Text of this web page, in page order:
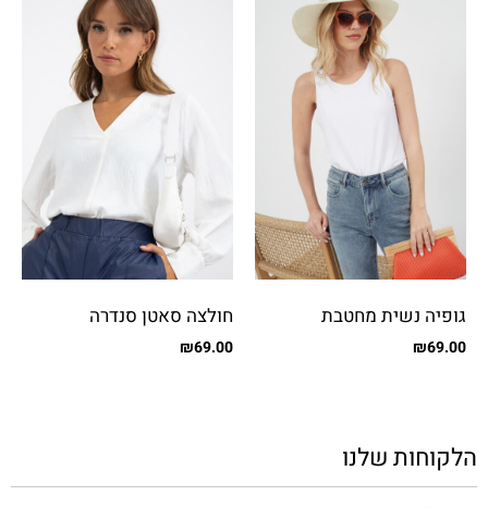
גופיה נשית מחטבת
₪69.00
חולצה סאטן סנדרה
₪69.00
הלקוחות שלנו